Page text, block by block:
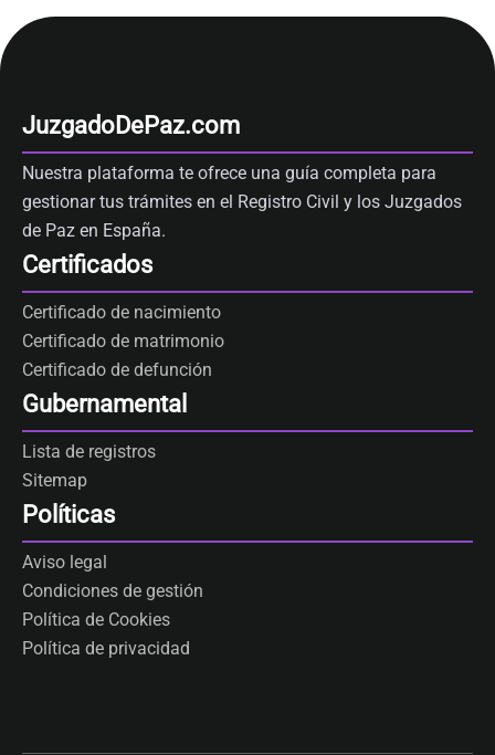
JuzgadoDePaz.com
Nuestra plataforma te ofrece una guía completa para
gestionar tus trámites en el Registro Civil y los Juzgados
de Paz en España.
Certificados
Certificado de nacimiento
Certificado de matrimonio
Certificado de defunción
Gubernamental
Lista de registros
Sitemap
Políticas
Aviso legal
Condiciones de gestión
Política de Cookies
Política de privacidad